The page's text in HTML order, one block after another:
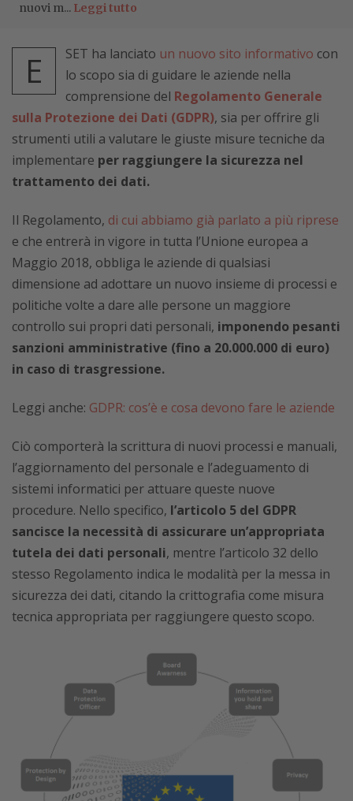
nuovi m... Leggi tutto
E SET ha lanciato un nuovo sito informativo con
lo scopo sia di guidare le aziende nella
comprensione del Regolamento Generale
sulla Protezione dei Dati (GDPR), sia per offrire gli
strumenti utili a valutare le giuste misure tecniche da
implementare per raggiungere la sicurezza nel
trattamento dei dati.
Il Regolamento, di cui abbiamo già parlato a più riprese
e che entrerà in vigore in tutta l’Unione europea a
Maggio 2018, obbliga le aziende di qualsiasi
dimensione ad adottare un nuovo insieme di processi e
politiche volte a dare alle persone un maggiore
controllo sui propri dati personali, imponendo pesanti
sanzioni amministrative (fino a 20.000.000 di euro)
in caso di trasgressione.
Leggi anche: GDPR: cos’è e cosa devono fare le aziende
Ciò comporterà la scrittura di nuovi processi e manuali,
l’aggiornamento del personale e l’adeguamento di
sistemi informatici per attuare queste nuove
procedure. Nello specifico, l’articolo 5 del GDPR
sancisce la necessità di assicurare un’appropriata
tutela dei dati personali, mentre l’articolo 32 dello
stesso Regolamento indica le modalità per la messa in
sicurezza dei dati, citando la crittografia come misura
tecnica appropriata per raggiungere questo scopo.